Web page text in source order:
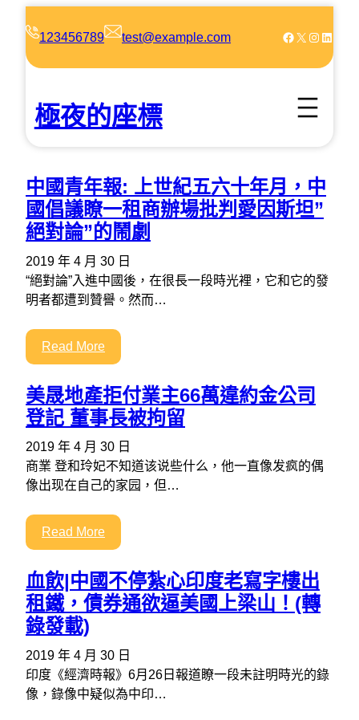
123456789 test@example.com Facebook X Instagram LinkedIn
極夜的座標
中國青年報: 上世紀五六十年月，中
國倡議瞭一租商辦場批判愛因斯坦”
絕對論”的鬧劇
2019 年 4 月 30 日
“絕對論”入進中國後，在很長一段時光裡，它和它的發
明者都遭到贊譽。然而…
Read More
美晟地產拒付業主66萬違約金公司
登記 董事長被拘留
2019 年 4 月 30 日
商業 登和玲妃不知道该说些什么，他一直像发疯的偶
像出现在自己的家园，但…
Read More
血飲|中國不停紮心印度老寫字樓出
租鐵，債券通欲逼美國上梁山！(轉
錄發載)
2019 年 4 月 30 日
印度《經濟時報》6月26日報道瞭一段未註明時光的錄
像，錄像中疑似為中印…